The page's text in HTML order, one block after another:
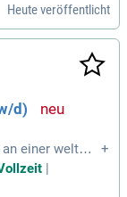
mobiler Workfl
Sie entwi
ener
Zudem int
für nahtlos
in Embedded
Updates abzu
Softwa
Opti
Heute veröffentlicht
d)
einer weltwei
und Verwalt
Erstellen und E
+
|